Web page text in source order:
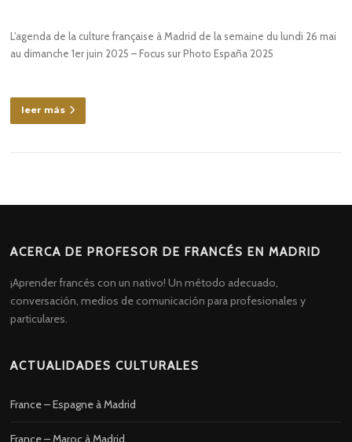
L’agenda de la culture française à Madrid de la semaine du lundi 26 mai
au dimanche 1er juin 2025 – Focus sur Photo España 2025
leer más
ACERCA DE PROFESOR DE FRANCÉS EN MADRID
¡Aprender francés con un nativo! Un método adecuado,
conversación, medios de comunicación para profesionales y
particulares.
ACTUALIDADES CULTURALES
France – Espagne à Madrid
France – Maroc à Madrid